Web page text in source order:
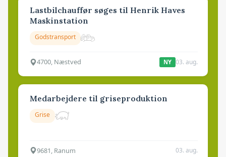
Lastbilchauffør søges til Henrik Haves
Maskinstation
Godstransport
4700, Næstved NY 03. aug.
Medarbejdere til griseproduktion
Grise
9681, Ranum 03. aug.